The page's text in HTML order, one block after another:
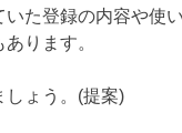
いた登録の内容や使
ります。
しょう。(提案)